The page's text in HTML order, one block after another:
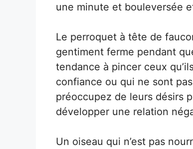
une minute et bouleversée
Le perroquet à tête de
gentiment ferme pendant
tendance à pincer ceux
confiance ou qui ne sont
préoccupez de leurs désirs
développer une relation
Un oiseau qui n’est pas